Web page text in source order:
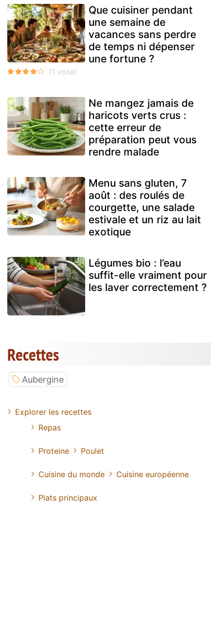
Que cuisiner pendant
une semaine de
vacances sans perdre
de temps ni dépenser
une fortune ?
Ne mangez jamais de
haricots verts crus :
cette erreur de
préparation peut vous
rendre malade
Menu sans gluten, 7
août : des roulés de
courgette, une salade
estivale et un riz au lait
exotique
Légumes bio : l’eau
suffit-elle vraiment pour
les laver correctement ?
Recettes
Aubergine
Explorer les recettes
Repas
Proteine Poulet
Cuisine du monde Cuisine européenne
Plats principaux